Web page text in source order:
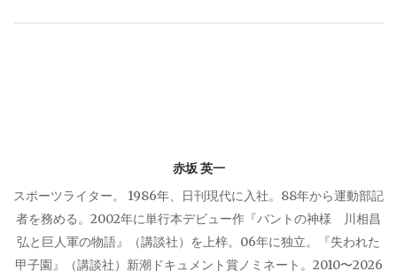
赤坂 英一
スポーツライター。 1986年、日刊現代に入社。88年から運動部記
者を務める。2002年に単行本デビュー作『バントの神様 川相昌
弘と巨人軍の物語』（講談社）を上梓。06年に独立。『失われた
甲子園』（講談社）新潮ドキュメント賞ノミネート。2010〜2026